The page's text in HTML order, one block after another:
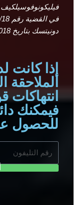
دونيتسك بتاريخ 24.05.2018
إذا كانت
الملاحقة
انتهاكات
فيمكنك
للحصول